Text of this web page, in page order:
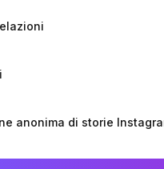
anonima di storie